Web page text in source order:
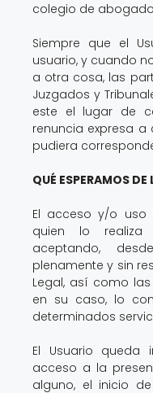
colegio de
Siempre que el
usuario, y cuando
a otra cosa, las
Juzgados y
este el lugar de
renuncia expresa a
pudiera
QUÉ ESPERAMOS DE
El acceso y/o
quien lo realiza
aceptando,
plenamente y sin
Legal, así como
en su caso, lo
determinados
El Usuario queda
acceso a la
alguno, el inicio